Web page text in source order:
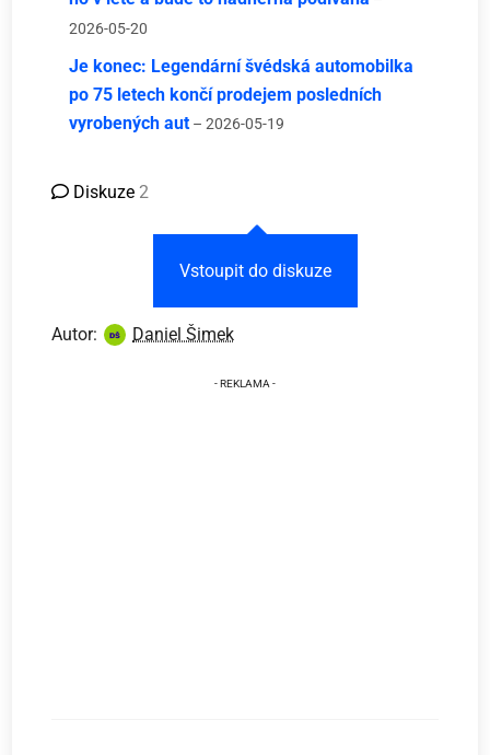
2026-05-20
Je konec: Legendární švédská automobilka
po 75 letech končí prodejem posledních
vyrobených aut – 2026-05-19
Diskuze2
Vstoupit do diskuze
Autor: Daniel Šimek